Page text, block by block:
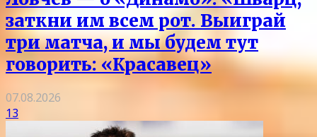
заткни им всем рот. Выиграй
три матча, и мы будем тут
говорить: «Красавец»
07.08.2026
13